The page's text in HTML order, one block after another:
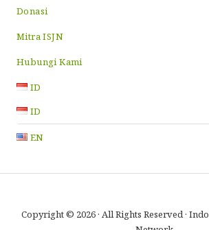
Donasi
Mitra ISJN
Hubungi Kami
ID
ID
EN
Copyright © 2026 · All Rights Reserved ·